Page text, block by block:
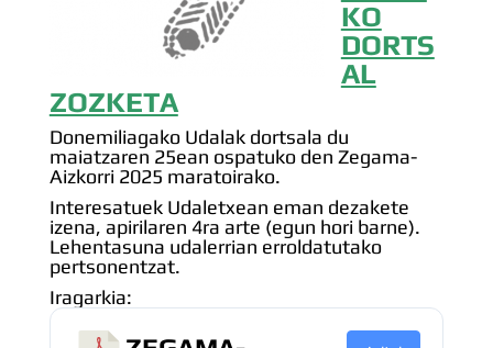
KO
DORTS
AL
ZOZKETA
Donemiliagako Udalak dortsala du
maiatzaren 25ean ospatuko den Zegama-
Aizkorri 2025 maratoirako.
Interesatuek Udaletxean eman dezakete
izena, apirilaren 4ra arte (egun hori barne).
Lehentasuna udalerrian erroldatutako
pertsonentzat.
Iragarkia: